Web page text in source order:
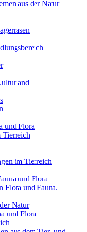
aus der Natur
und Flora
Tierreich
im Tierreich
und Flora
Flora und Fauna.
Natur
und Flora